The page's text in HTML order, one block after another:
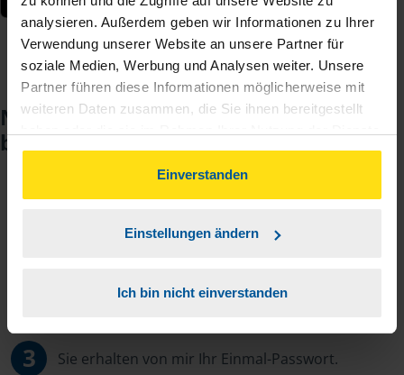
analysieren. Außerdem geben wir Informationen zu Ihrer
Verwendung unserer Website an unsere Partner für
soziale Medien, Werbung und Analysen weiter. Unsere
Partner führen diese Informationen möglicherweise mit
weiteren Daten zusammen, die Sie ihnen bereitgestellt
gesammelt haben. Indem Sie auf Einverstanden klicken,
können Sie der Verwendung von Cookies, gemäß
unserer
Einverstanden
Einstellungen ändern
Ich bin nicht einverstanden
Noch keinen Zugang? So einfach
beantragen Sie ihn.
und einem Aktivierungslink.
3 Sie erhalten von mir Ihr Einmal-Passwort.